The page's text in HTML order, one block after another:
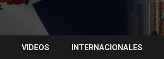
VIDEOS INTERNACIONALES